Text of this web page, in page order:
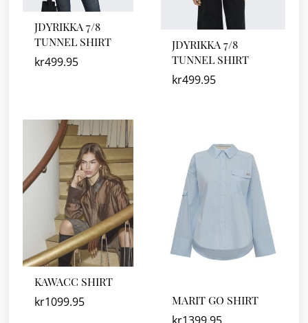
JDYRIKKA 7/8
TUNNEL SHIRT
kr499.95
JDYRIKKA 7/8
TUNNEL SHIRT
kr499.95
KAWACC SHIRT
kr1099.95 MARIT GO SHIRT